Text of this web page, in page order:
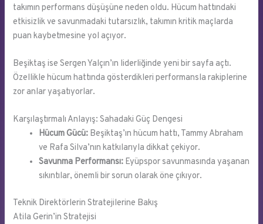
takımın performans düşüşüne neden oldu. Hücum hattındaki
etkisizlik ve savunmadaki tutarsızlık, takımın kritik maçlarda
puan kaybetmesine yol açıyor.
Beşiktaş ise Sergen Yalçın’ın liderliğinde yeni bir sayfa açtı.
Özellikle hücum hattında gösterdikleri performansla rakiplerine
zor anlar yaşatıyorlar.
Karşılaştırmalı Anlayış: Sahadaki Güç Dengesi
Hücum Gücü: Beşiktaş’ın hücum hattı, Tammy Abraham
ve Rafa Silva’nın katkılarıyla dikkat çekiyor.
Savunma Performansı: Eyüpspor savunmasında yaşanan
sıkıntılar, önemli bir sorun olarak öne çıkıyor.
Teknik Direktörlerin Stratejilerine Bakış
Atila Gerin’in Stratejisi